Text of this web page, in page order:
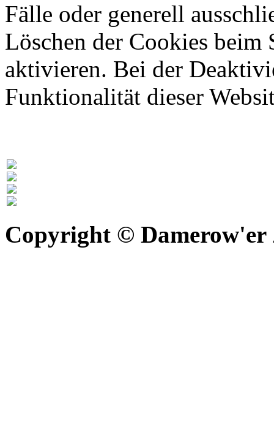
Fälle oder generell
Löschen der Cookies beim
aktivieren. Bei der
Funktionalität dieser
Copyright © Damerow'er